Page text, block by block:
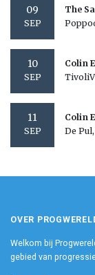
09
SEP
The
10
SEP
Colin
11
SEP
Colin
De
OVER
Welkom bij
gebied van